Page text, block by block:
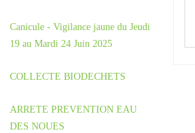
Canicule - Vigilance jaune du Jeudi
19 au Mardi 24 Juin 2025
COLLECTE BIODECHETS
ARRETE PREVENTION EAU
DES NOUES